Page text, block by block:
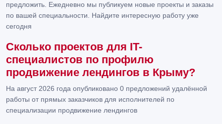
предложить. Ежедневно мы публикуем новые проекты и заказы
по вашей специальности. Найдите интересную работу уже
сегодня
Сколько проектов для IT-
специалистов по профилю
продвижение лендингов в Крыму?
На август 2026 года опубликовано 0 предложений удалённой
работы от прямых заказчиков для исполнителей по
специализации продвижение лендингов